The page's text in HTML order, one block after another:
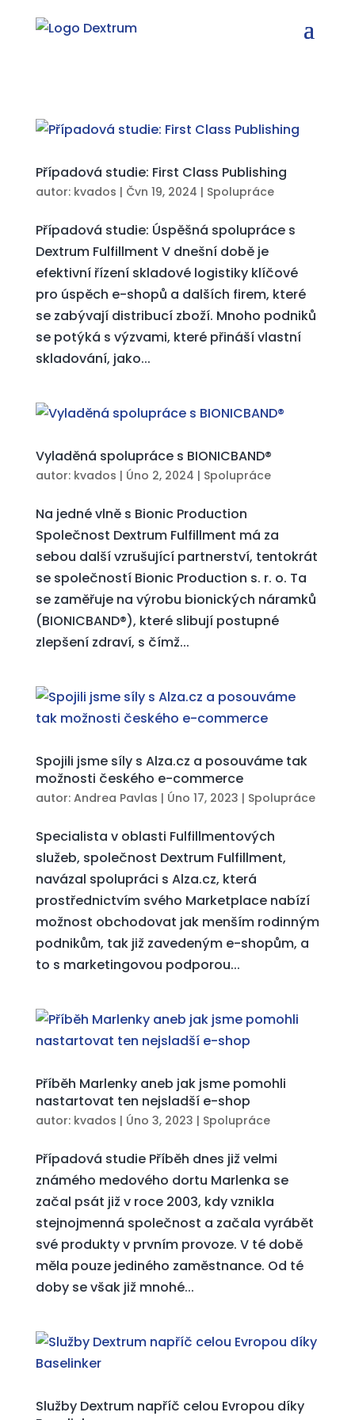
Případová studie: First Class Publishing
autor: kvados | Čvn 19, 2024 | Spolupráce
Případová studie: Úspěšná spolupráce s
Dextrum Fulfillment V dnešní době je
efektivní řízení skladové logistiky klíčové
pro úspěch e-shopů a dalších firem, které
se zabývají distribucí zboží. Mnoho podniků
se potýká s výzvami, které přináší vlastní
skladování, jako...
Vyladěná spolupráce s BIONICBAND®
autor: kvados | Úno 2, 2024 | Spolupráce
Na jedné vlně s Bionic Production
Společnost Dextrum Fulfillment má za
sebou další vzrušující partnerství, tentokrát
se společností Bionic Production s. r. o. Ta
se zaměřuje na výrobu bionických náramků
(BIONICBAND®), které slibují postupné
zlepšení zdraví, s čímž...
Spojili jsme síly s Alza.cz a posouváme tak
možnosti českého e-commerce
autor: Andrea Pavlas | Úno 17, 2023 | Spolupráce
Specialista v oblasti Fulfillmentových
služeb, společnost Dextrum Fulfillment,
navázal spolupráci s Alza.cz, která
prostřednictvím svého Marketplace nabízí
možnost obchodovat jak menším rodinným
podnikům, tak již zavedeným e-shopům, a
to s marketingovou podporou...
Příběh Marlenky aneb jak jsme pomohli
nastartovat ten nejsladší e-shop
autor: kvados | Úno 3, 2023 | Spolupráce
Případová studie Příběh dnes již velmi
známého medového dortu Marlenka se
začal psát již v roce 2003, kdy vznikla
stejnojmenná společnost a začala vyrábět
své produkty v prvním provoze. V té době
měla pouze jediného zaměstnance. Od té
doby se však již mnohé...
Služby Dextrum napříč celou Evropou díky